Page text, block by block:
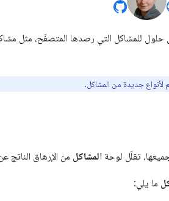
حلول للمشاكل التي رصدها المتصفّح، مثل
لأنواع جديدة من المشاكل.
تقلّل لوحة المشاكل من الإرهاق الناتج
ما يلي: